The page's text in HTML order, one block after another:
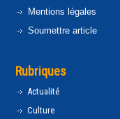
Mentions légales
Soumettre article
Rubriques
Actualité
Culture